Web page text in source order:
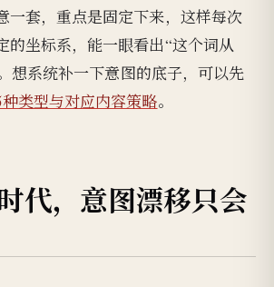
一套，重点是固定下来，这样每次
的坐标系，能一眼看出“这个词从
想系统补一下意图的底子，可以先
类型与对应内容策略。
代，意图漂移只会